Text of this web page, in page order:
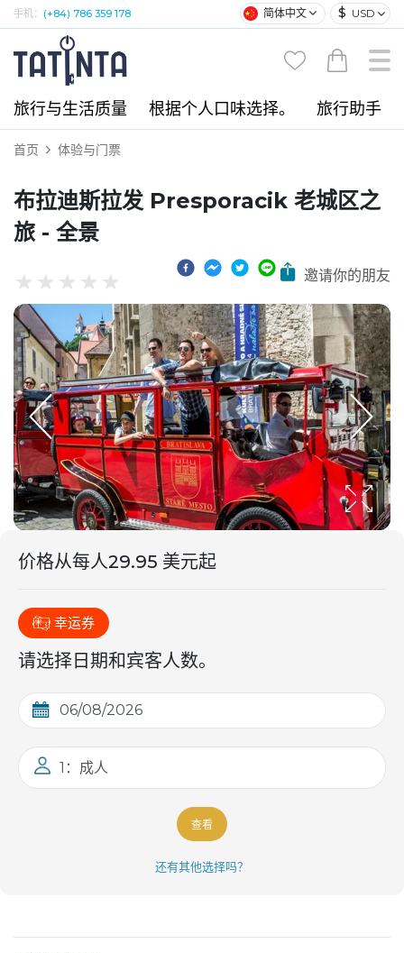
手机： (+84) 786 359 178 简体中文 $ USD
旅行与生活质量 根据个人口味选择。 旅行助手
首页 体验与门票
布拉迪斯拉发 Presporacik 老城区之
旅 - 全景
邀请你的朋友
价格从每人29.95 美元起
幸运券
请选择日期和宾客人数。
1：成人
查看
还有其他选择吗？